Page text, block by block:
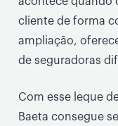
cliente de forma
ampliação,
de seguradoras
Com esse leque
Baeta consegue